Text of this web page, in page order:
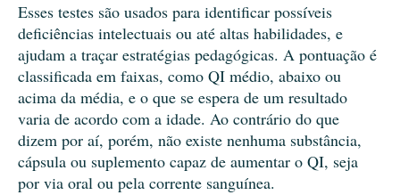
Esses testes são usados para identificar possíveis
deficiências intelectuais ou até altas habilidades, e
ajudam a traçar estratégias pedagógicas. A pontuação é
classificada em faixas, como QI médio, abaixo ou
acima da média, e o que se espera de um resultado
varia de acordo com a idade. Ao contrário do que
dizem por aí, porém, não existe nenhuma substância,
cápsula ou suplemento capaz de aumentar o QI, seja
por via oral ou pela corrente sanguínea.